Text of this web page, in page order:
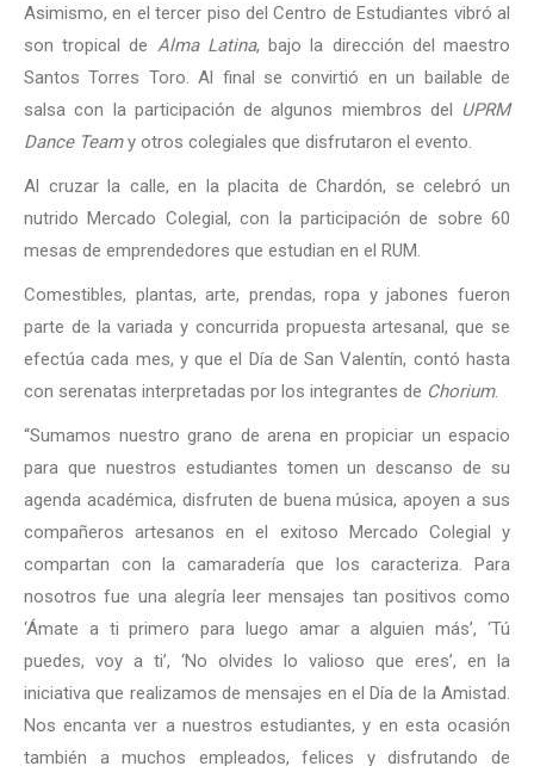
Asimismo, en el tercer piso del Centro de Estudiantes vibró al
son tropical de Alma Latina, bajo la dirección del maestro
Santos Torres Toro. Al final se convirtió en un bailable de
salsa con la participación de algunos miembros del UPRM
Dance Teamy otros colegiales que disfrutaron el evento.
Al cruzar la calle, en la placita de Chardón, se celebró un
nutrido Mercado Colegial, con la participación de sobre 60
mesas de emprendedores que estudian en el RUM.
Comestibles, plantas, arte, prendas, ropa y jabones fueron
parte de la variada y concurrida propuesta artesanal, que se
efectúa cada mes, y que el Día de San Valentín, contó hasta
con serenatas interpretadas por los integrantes de Chorium.
“Sumamos nuestro grano de arena en propiciar un espacio
para que nuestros estudiantes tomen un descanso de su
agenda académica, disfruten de buena música, apoyen a sus
compañeros artesanos en el exitoso Mercado Colegial y
compartan con la camaradería que los caracteriza. Para
nosotros fue una alegría leer mensajes tan positivos como
‘Ámate a ti primero para luego amar a alguien más’, ‘Tú
puedes, voy a ti’, ‘No olvides lo valioso que eres’, en la
iniciativa que realizamos de mensajes en el Día de la Amistad.
Nos encanta ver a nuestros estudiantes, y en esta ocasión
también a muchos empleados, felices y disfrutando de